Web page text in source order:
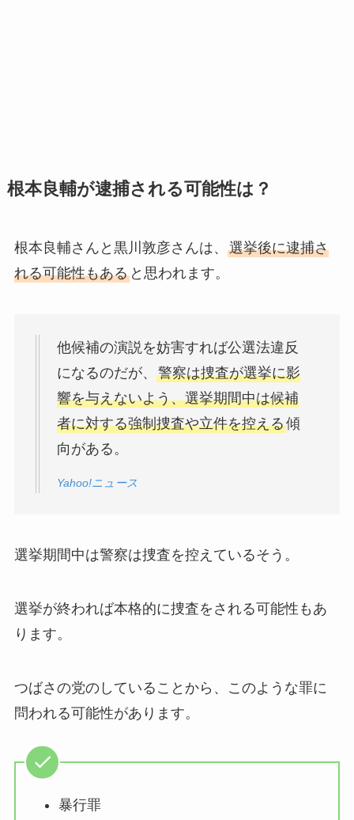
根本良輔が逮捕される可能性は？
根本良輔さんと黒川敦彦さんは、 選挙後に逮捕さ
れる可能性もあると思われます。
他候補の演説を妨害すれば公選法違反
になるのだが、 警察は捜査が選挙に影
響を与えないよう、選挙期間中は候補
者に対する強制捜査や立件を控える傾
向がある。
Yahoo!ニュース
選挙期間中は警察は捜査を控えているそう。
選挙が終われば本格的に捜査をされる可能性もあ
ります。
つばさの党のしていることから、このような罪に
問われる可能性があります。
暴行罪